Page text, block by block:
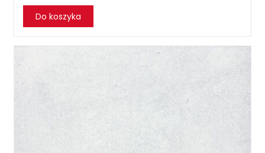
Do koszyka